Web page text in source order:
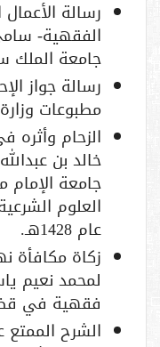
رسالة
الفقهية-
جامعة الملك
رسالة جواز
مطبوعات
الزحام وأثره
خالد بن
جامعة
عام 1428هـ.
زكاة مكافأة
لمحمد نعيم
فقهية في
الشرح